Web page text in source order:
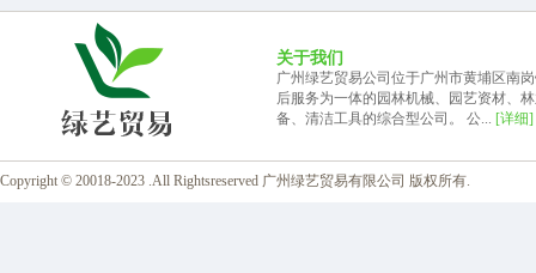
关于我们
广州绿艺贸易公司位于广州市黄埔区南
后服务为一体的园林机械、园艺资材、
备、清洁工具的综合型公司。 公... [详细]
Copyright © 20018-2023 .All Rightsreserved 广州绿艺贸易有限公司 版权所有.